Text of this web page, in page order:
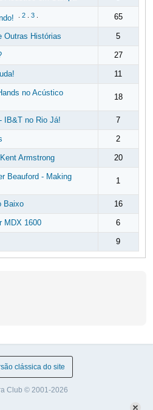
2. 3. 65
Outras Histórias 5
27
11
no Acústico
18
IB&T no Rio Já! 7
2
Armstrong 20
Beauford - Making
1
Baixo 16
MDX 1600 6
9
clássica do site
Club © 2001-2026